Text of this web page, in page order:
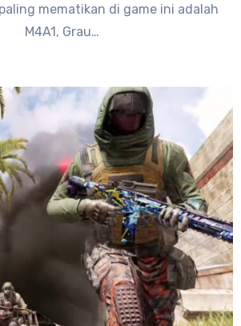
mematikan di game ini adalah
M4A1, Grau…